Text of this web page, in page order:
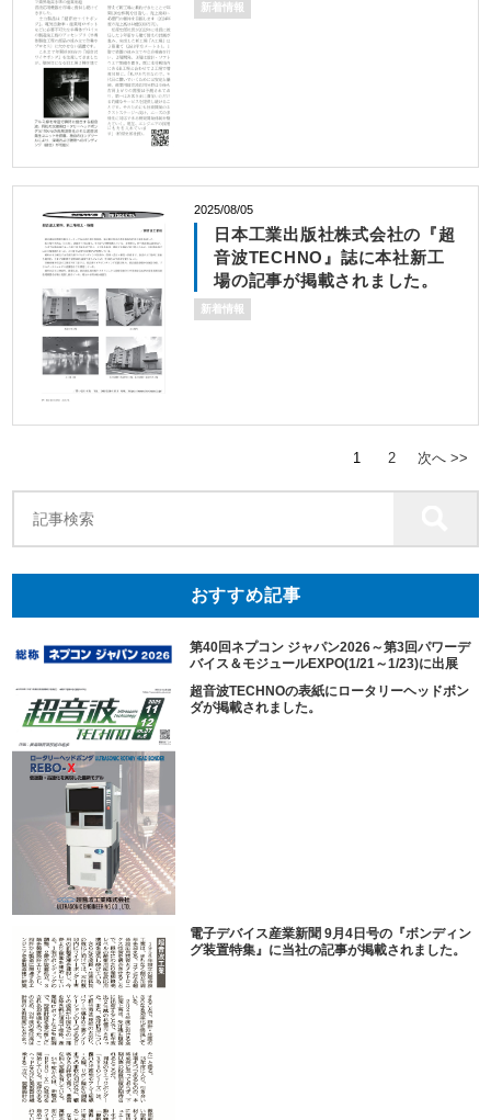
新着情報
2025/08/05
日本工業出版社株式会社の『超
音波TECHNO』誌に本社新工
場の記事が掲載されました。
新着情報
1 2 次へ >>
おすすめ記事
第40回ネプコン ジャパン2026～第3回パワーデ
バイス＆モジュールEXPO(1/21～1/23)に出展
超音波TECHNOの表紙にロータリーヘッドボン
ダが掲載されました。
電子デバイス産業新聞 9月4日号の『ボンディン
グ装置特集』に当社の記事が掲載されました。